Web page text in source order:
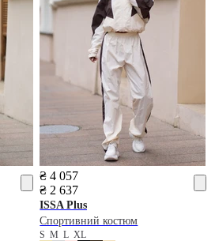
₴ 4 057
₴ 2 637
ISSA Plus
Спортивний костюм
SMLXL